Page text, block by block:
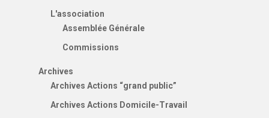
L'association
Assemblée Générale
Commissions
Archives
Archives Actions “grand public”
Archives Actions Domicile-Travail